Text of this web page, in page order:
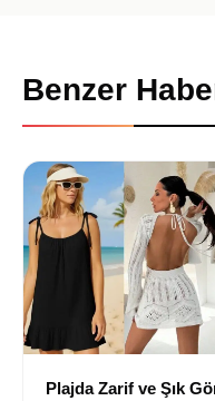
Benzer
Plajda Zarif ve Şık